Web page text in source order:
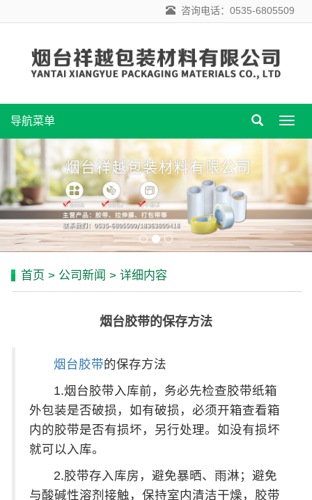
咨询电话：0535-6805509
导
菜
单
导航菜单
首页 > 公司新闻 > 详细内容
烟台胶带的保存方法
烟台胶带的保存方法
1.烟台胶带入库前，务必先检查胶带纸箱
外包装是否破损，如有破损，必须开箱查看箱
内的胶带是否有损坏，另行处理。如没有损坏
就可以入库。
2.胶带存入库房，避免暴晒、雨淋；避免
与酸碱性溶剂接触，保持室内清洁干燥，胶带